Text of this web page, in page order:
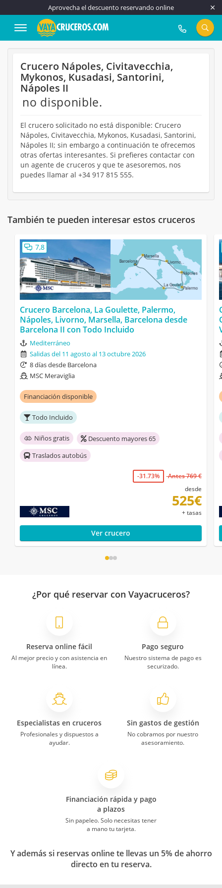
Aprovecha el descuento reservando online
917 815 555
Crucero Nápoles, Civitavecchia,
Mykonos, Kusadasi, Santorini,
Nápoles II
no disponible.
El crucero solicitado no está disponible: Crucero
Nápoles, Civitavecchia, Mykonos, Kusadasi, Santorini,
Nápoles II; sin embargo a continuación te ofrecemos
otras ofertas interesantes. Si prefieres contactar con
un agente de cruceros y que te asesoremos, nos
puedes llamar al +34 917 815 555.
También te pueden interesar estos cruceros
7,8
Crucero Barcelona, La Goulette, Palermo,
Nápoles, Livorno, Marsella, Barcelona desde
Barcelona II con Todo Incluido
Mediterráneo
Salidas del 11 agosto al 13 octubre 2026
8 días desde Barcelona
MSC Meraviglia
Financiación disponible
Todo Incluido
Niños gratis
Descuento mayores 65
Traslados autobús
-31.73%
Antes 769 €
desde
525€
+ tasas
Ver crucero
¿Por qué reservar con Vayacruceros?
Reserva online fácil
Al mejor precio y con asistencia en
línea.
Pago seguro
Nuestro sistema de pago es
securizado.
Especialistas en cruceros
Profesionales y dispuestos a
ayudar.
Sin gastos de gestión
No cobramos por nuestro
asesoramiento.
Financiación rápida y pago
a plazos
Sin papeleo. Solo necesitas tener
a mano tu tarjeta.
Y además si reservas online te llevas un 5% de ahorro
directo en tu reserva.